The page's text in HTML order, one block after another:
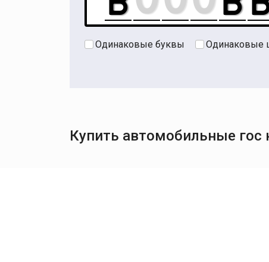
Одинаковые буквы Одинаковые
Купить автомобильные гос